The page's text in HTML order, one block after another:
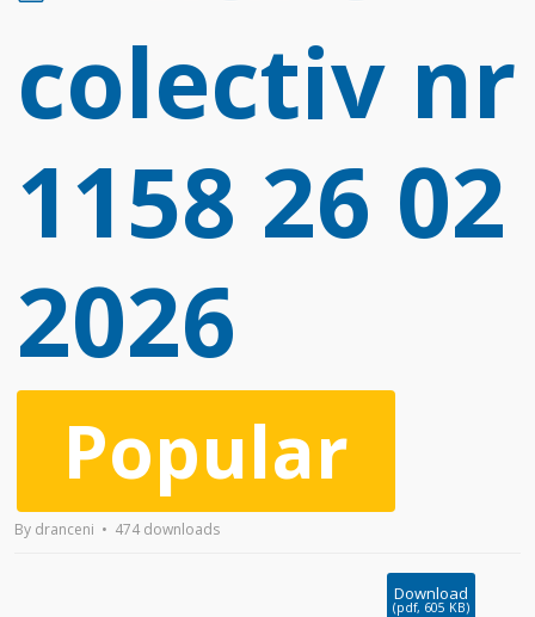
d
f
colectiv nr
1158 26 02
2026
Popular
By dranceni 474 downloads
Download
(pdf, 605 KB)